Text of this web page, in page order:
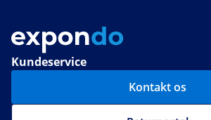
Kundeservice
Kontakt os